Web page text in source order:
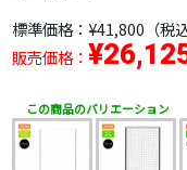
標準価格： ¥41,800 （税
販売価格：
この商品のバリエーション